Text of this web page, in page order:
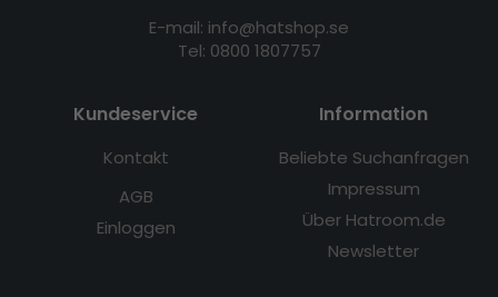
E-mail: info@hatshop.se
Tel: 0800 1807757
Kundeservice
Kontakt
AGB
Einloggen
Information
Beliebte Suchanfragen
Impressum
Über Hatroom.de
Newsletter